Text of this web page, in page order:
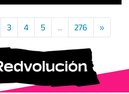
3 4 5 ... 276 »